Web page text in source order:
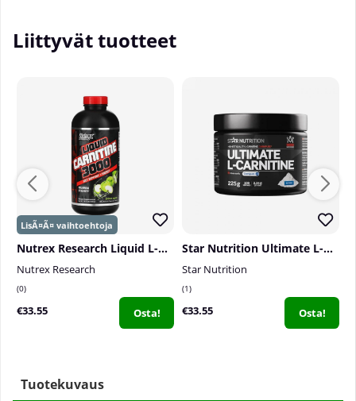
Liittyvät tuotteet
Nutrex Research Liquid L-Carnitine 3000, 480 ml
Nutrex Research
0
€33.55 Osta!
Star Nutrition Ultimate L-Carnitine , 225 g
Star Nutrition
1
€33.55 Osta!
Tuotekuvaus